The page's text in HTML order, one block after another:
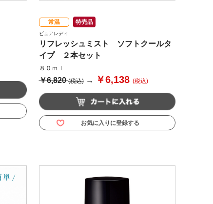
常温 特売品
ピュアレディ
リフレッシュミスト ソフトクールタ
イプ ２本セット
８０ｍｌ
￥6,820(税込)→ ￥6,138 (税込)
お気に入りに登録する